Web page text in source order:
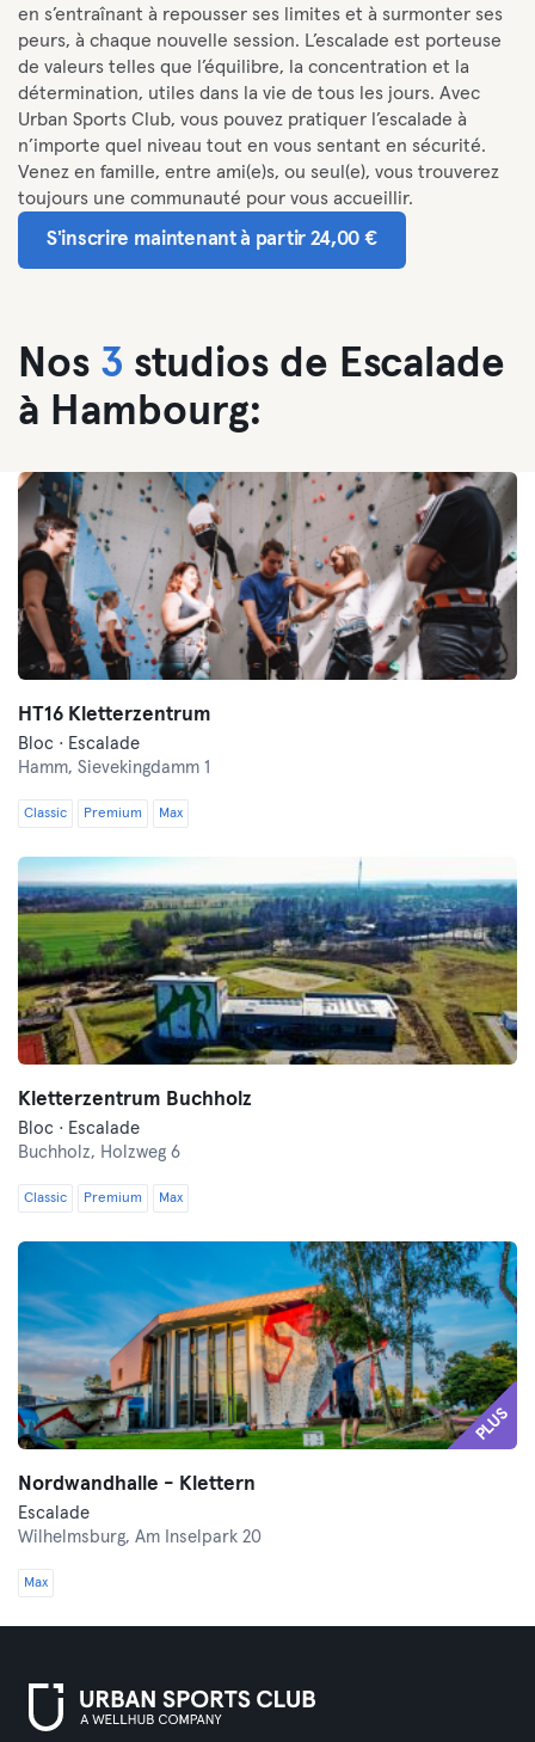
en s’entraînant à repousser ses limites et à surmonter ses
peurs, à chaque nouvelle session. L’escalade est porteuse
de valeurs telles que l’équilibre, la concentration et la
détermination, utiles dans la vie de tous les jours. Avec
Urban Sports Club, vous pouvez pratiquer l’escalade à
n’importe quel niveau tout en vous sentant en sécurité.
Venez en famille, entre ami(e)s, ou seul(e), vous trouverez
toujours une communauté pour vous accueillir.
S'inscrire maintenant à partir 24,00 €
Nos 3 studios de Escalade
à Hambourg:
HT16 Kletterzentrum
Bloc · Escalade
Hamm, Sievekingdamm 1
Classic Premium Max
Kletterzentrum Buchholz
Bloc · Escalade
Buchholz, Holzweg 6
Classic Premium Max
PLUS
Nordwandhalle - Klettern
Escalade
Wilhelmsburg, Am Inselpark 20
Max